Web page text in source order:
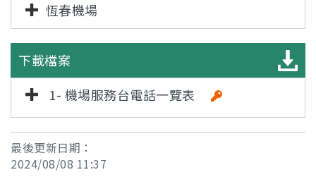
恆春機場
下載檔案
1- 機場服務台電話一覽表
最後更新日期：
2024/08/08 11:37